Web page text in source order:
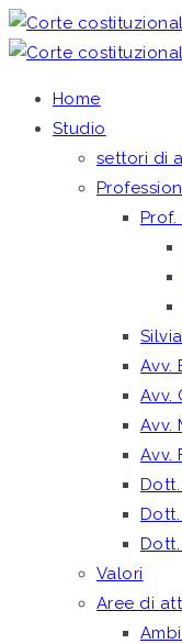
Home
Studio
settori di
Prof.
Avv.
Avv.
Avv.
Avv.
Valori
Aree di